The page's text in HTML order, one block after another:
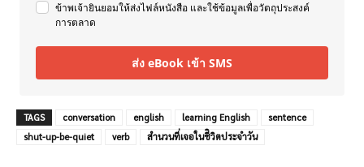
ข้าพเจ้ายินยอมให้ส่งไฟล์หนังสือ และใช้ข้อมูลเพื่อวัตถุประสงค์
การตลาด
ส่ง eBook เข้า SMS
TAGS conversation english learning English
sentence
shut-up-be-quiet
verb สำนวนที่เจอในชีิวิตประจำวัน